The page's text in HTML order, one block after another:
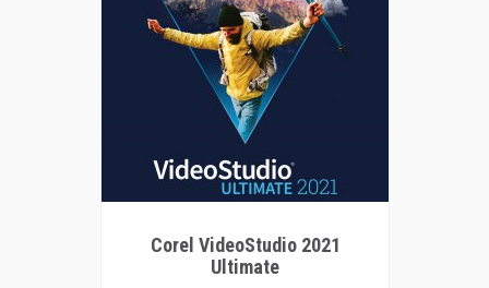
Corel VideoStudio 2021
Ultimate